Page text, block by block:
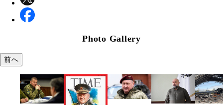
Photo Gallery
前へ